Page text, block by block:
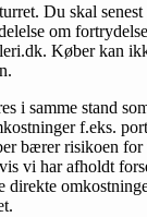
Du skal
om
Køber kan
i samme stand
f.eks.
bærer risikoen
vi har afholdt
direkte